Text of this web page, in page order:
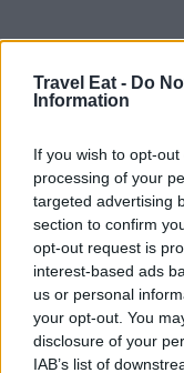
Travel Eat - Do
Information
If you wish to opt-
processing of your
targeted advertising
section to confirm
opt-out request is
interest-based ads
us or personal
your opt-out. You
disclosure of your
IAB’s list of
Estate 2026: